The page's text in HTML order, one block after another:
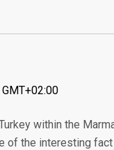
within the
of the interesting